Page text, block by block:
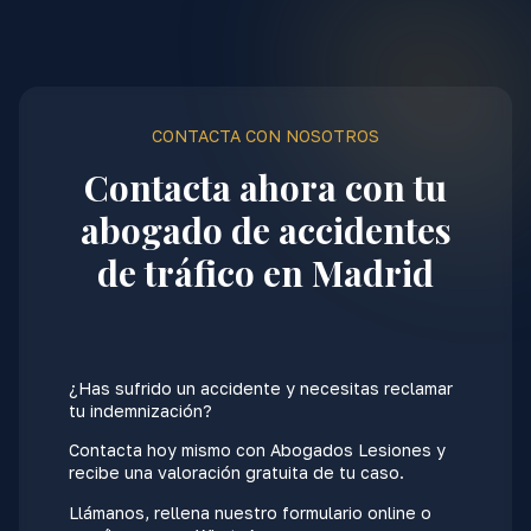
CONTACTA CON NOSOTROS
Contacta ahora con tu
abogado de accidentes
de tráfico en Madrid
¿Has sufrido un accidente y necesitas reclamar
tu indemnización?
Contacta hoy mismo con Abogados Lesiones y
recibe una valoración gratuita de tu caso.
Llámanos, rellena nuestro formulario online o